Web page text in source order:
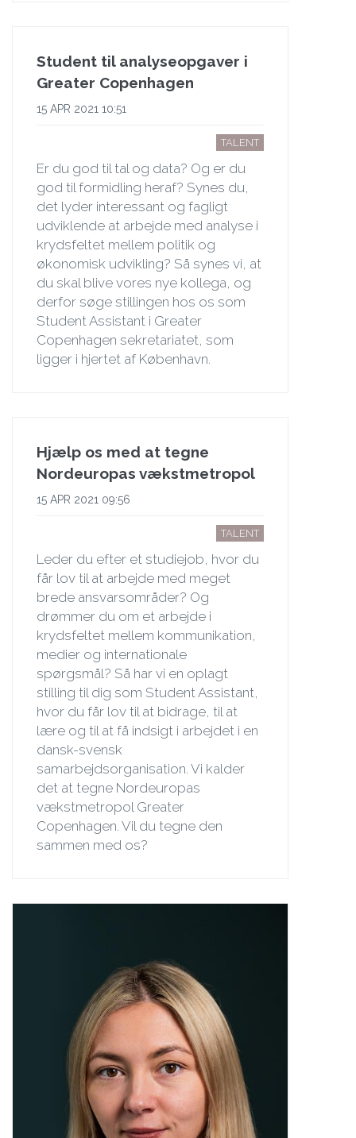
Student til analyseopgaver i
Greater Copenhagen
15 APR 2021 10:51
TALENT
Er du god til tal og data? Og er du
god til formidling heraf? Synes du,
det lyder interessant og fagligt
udviklende at arbejde med analyse i
krydsfeltet mellem politik og
økonomisk udvikling? Så synes vi, at
du skal blive vores nye kollega, og
derfor søge stillingen hos os som
Student Assistant i Greater
Copenhagen sekretariatet, som
ligger i hjertet af København.
Hjælp os med at tegne
Nordeuropas vækstmetropol
15 APR 2021 09:56
TALENT
Leder du efter et studiejob, hvor du
får lov til at arbejde med meget
brede ansvarsområder? Og
drømmer du om et arbejde i
krydsfeltet mellem kommunikation,
medier og internationale
spørgsmål? Så har vi en oplagt
stilling til dig som Student Assistant,
hvor du får lov til at bidrage, til at
lære og til at få indsigt i arbejdet i en
dansk-svensk
samarbejdsorganisation. Vi kalder
det at tegne Nordeuropas
vækstmetropol Greater
Copenhagen. Vil du tegne den
sammen med os?